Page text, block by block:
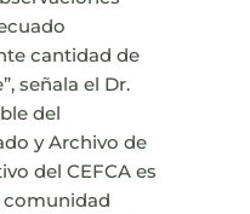
cantidad de
señala el Dr.
del
y Archivo de
del CEFCA es
comunidad